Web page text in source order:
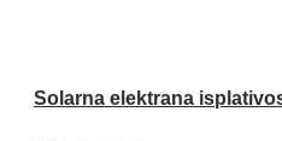
Solarna elektrana